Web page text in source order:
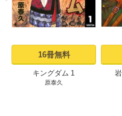
16冊無料
キングダム 1
原泰久